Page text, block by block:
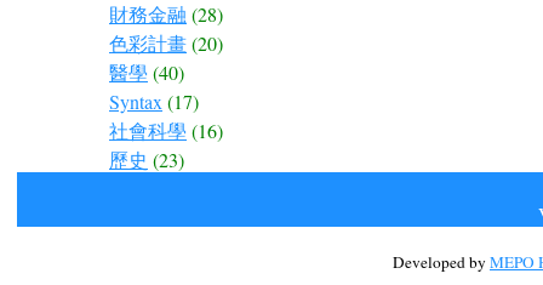
財務金融 (28)
色彩計畫(20)
醫學(40)
Syntax(17)
社會科學(16)
歷史 (23)
Developed by MEPO